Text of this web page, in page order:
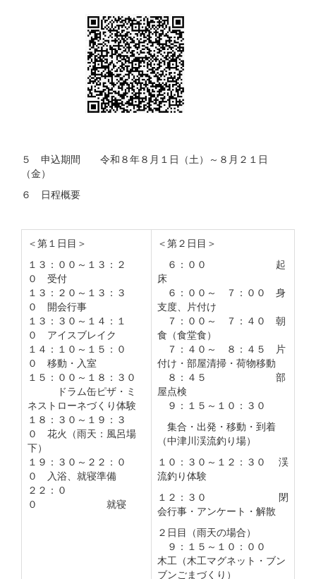
５ 申込期間 令和８年８月１日（土）～８月２１日
（金）
６ 日程概要
＜第１日目＞
１３：００～１３：２
０ 受付
１３：２０～１３：３
０ 開会行事
１３：３０～１４：１
０ アイスブレイク
１４：１０～１５：０
０ 移動・入室
１５：００～１８：３０
ドラム缶ピザ・ミ
ネストローネづくり体験
１８：３０～１９：３
０ 花火（雨天：風呂場
下）
１９：３０～２２：０
０ 入浴、就寝準備
２２：０
０ 就寝
＜第２日目＞
６：００ 起
床
６：００～ ７：００ 身
支度、片付け
７：００～ ７：４０ 朝
食（食堂食）
７：４０～ ８：４５ 片
付け・部屋清掃・荷物移動
８：４５ 部
屋点検
９：１５～１０：３０
集合・出発・移動・到着
（中津川渓流釣り場）
１０：３０～１２：３０ 渓
流釣り体験
１２：３０ 閉
会行事・アンケート・解散
２日目（雨天の場合）
９：１５～１０：００
木工（木工マグネット・ブン
ブンごまづくり）